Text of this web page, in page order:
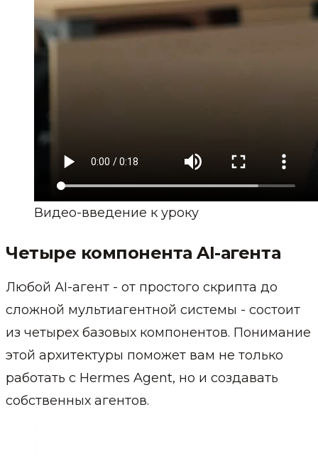
Видео-введение к уроку
Четыре компонента AI-агента
Любой AI-агент - от простого скрипта до
сложной мультиагентной системы - состоит
из четырех базовых компонентов. Понимание
этой архитектуры поможет вам не только
работать с Hermes Agent, но и создавать
собственных агентов.